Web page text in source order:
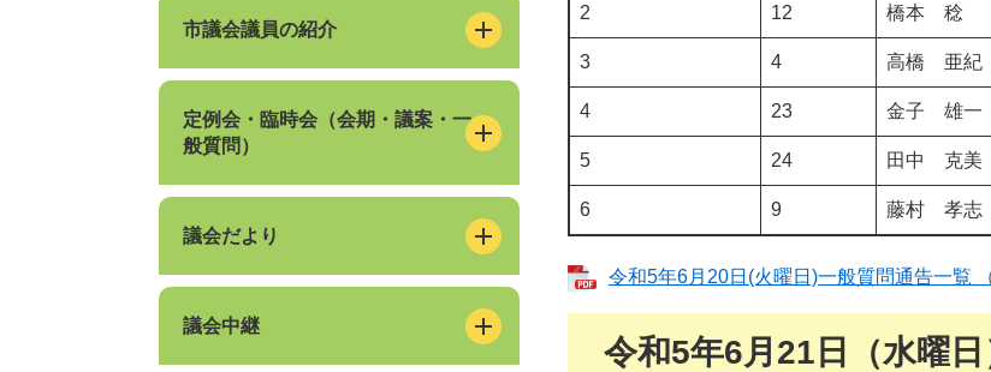
2 12 橋本 稔
3 4 高橋 亜紀
4 23 金子 雄一
5 24 田中 克美
6 9 藤村 孝志
令和5年6月20日(火曜日)一般質問通告一覧
令和5年6月21日（水曜日
市議会議員の紹介
定例会・臨時会（会期・議案・一
般質問）
議会だより
議会中継